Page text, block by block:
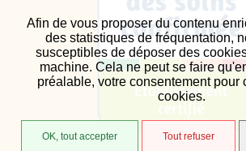
Afin de vous proposer du contenu
des statistiques de fréquentation,
susceptibles de déposer des
machine. Cela ne peut se faire
préalable, votre consentement pour
cookies.
OK, tout accepter Tout refuser